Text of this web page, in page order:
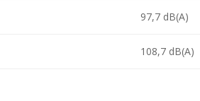
97,7 dB(A)
108,7 dB(A)